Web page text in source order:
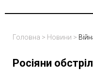
Головна > Новини >
Росіяни